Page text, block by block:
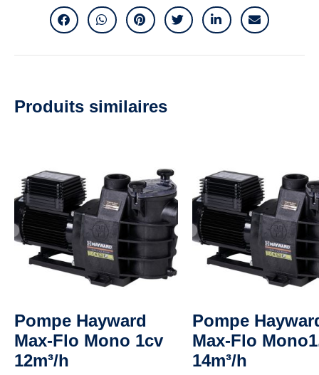
Produits similaires
Pompe Hayward
Max-Flo Mono 1cv
12m³/h
Pompe
Max-Flo
14m³/h